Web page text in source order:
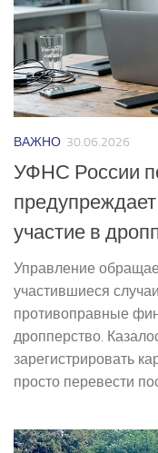
ВАЖНО 30.06.2026
УФНС России
участие в
Управление
участившиеся
противоправные
дропперство.
зарегистрировать
просто перевести